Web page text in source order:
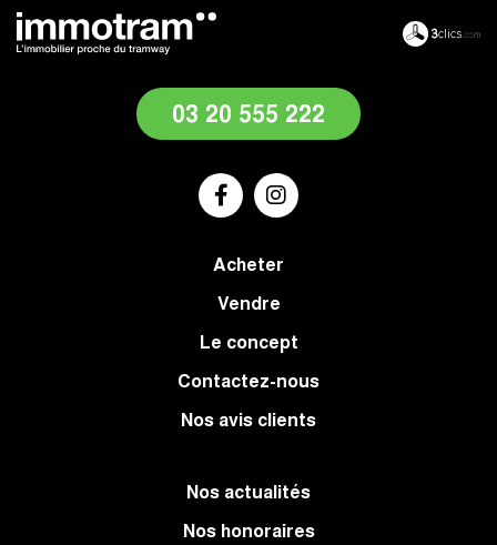
03 20 555 222
Acheter
Vendre
Le concept
Contactez-nous
Nos avis clients
Nos actualités
Nos honoraires